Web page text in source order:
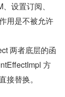
设置订阅、
用是不被允许
两者底层的函
方
替换。